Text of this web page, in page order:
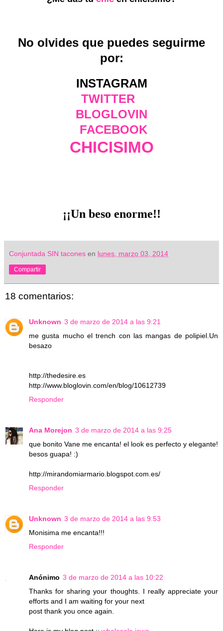
No olvides que puedes seguirme
por:
INSTAGRAM
TWITTER
BLOGLOVIN
FACEBOOK
CHICISIMO
¡¡Un beso enorme!!
Conjuntada SIN tacones en lunes, marzo 03, 2014
Compartir
18 comentarios:
Unknown 3 de marzo de 2014 a las 9:21
me gusta mucho el trench con las mangas de polipiel.Un
besazo
http://thedesire.es
http://www.bloglovin.com/en/blog/10612739
Responder
Ana Morejon 3 de marzo de 2014 a las 9:25
que bonito Vane me encanta! el look es perfecto y elegante!
besos guapa! :)
http://mirandomiarmario.blogspot.com.es/
Responder
Unknown 3 de marzo de 2014 a las 9:53
Monisima me encanta!!!
Responder
Anónimo 3 de marzo de 2014 a las 10:22
Thanks for sharing your thoughts. I really appreciate your
efforts and I am waiting for your next
post thank you once again.